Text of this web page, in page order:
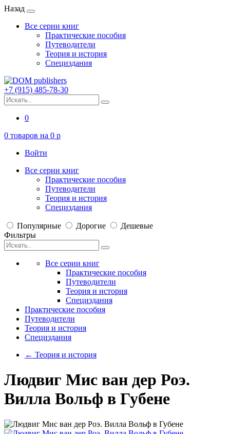
Назад
Все серии книг
Практические пособия
Путеводители
Теория и история
Специздания
+7 (915) 485-78-30
0
0 товаров на 0 p
Войти
Все серии книг
Практические пособия
Путеводители
Теория и история
Специздания
Популярные Дорогие
Дешевые
Фильтры
Все серии книг
Практические пособия
Путеводители
Теория и история
Специздания
Практические пособия
Путеводители
Теория и история
Специздания
← Теория и история
Людвиг Мис ван дер Роэ.
Вилла Вольф в Губене